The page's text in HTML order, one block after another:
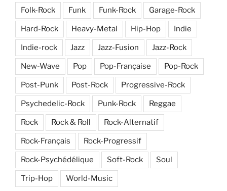
Folk-Rock Funk Funk-Rock Garage-Rock
Hard-Rock Heavy-Metal Hip-Hop Indie
Indie-rock Jazz Jazz-Fusion Jazz-Rock
New-Wave Pop Pop-Française Pop-Rock
Post-Punk Post-Rock Progressive-Rock
Psychedelic-Rock Punk-Rock Reggae
Rock Rock & Roll Rock-Alternatif
Rock-Français Rock-Progressif
Rock-Psychédélique Soft-Rock Soul
Trip-Hop World-Music